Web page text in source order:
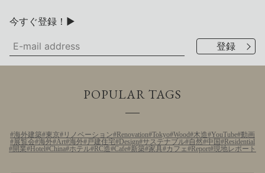
今すぐ登録！▶
POPULAR TAGS
海外建築 東京 リノベーション Renovation Tokyo Wood 木造 YouTube 動画
展覧会 海外 Art 海外 戸建住宅 Design サステナブル 自然 中国
Residential
開業
Hotel China ホテル RC造 Cafe 新築 家具 カフェ Report 現地レポート